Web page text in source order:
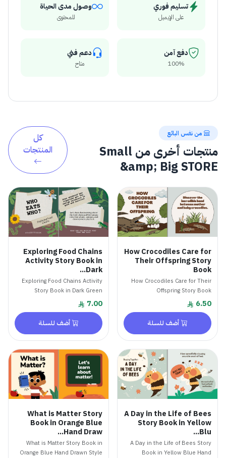
تسليم فوري
على الإيميل
وصول مدى الحياة
للمحتوى
دفع آمن
100%
دعم فني
متاح
من نفس البائع
منتجات أخرى من Small
&amp; Big STORE
كل
المنتجات
How Crocodiles Care for
Their Offspring Story
Book
How Crocodiles Care for Their
Offspring Story Book
6.50
أضف للسلة
Exploring Food Chains
Activity Story Book in
Dark...
Exploring Food Chains Activity
Story Book in Dark Green
Brow...
7.00
أضف للسلة
A Day in the Life of Bees
Story Book in Yellow
Blu...
A Day in the Life of Bees Story
Book in Yellow Blue Hand
What is Matter Story
Book in Orange Blue
Hand Draw...
What is Matter Story Book in
Orange Blue Hand Drawn Style